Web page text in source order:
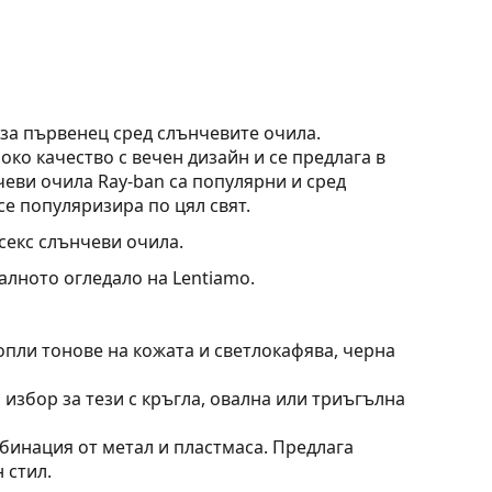
първенец сред слънчевите очила.
качество с вечен дизайн и се предлага в
очила Ray-ban са популярни и сред
популяризира по цял свят.
слънчеви очила.
огледало на Lentiamo.
тонове на кожата и светлокафява, черна
за тези с кръгла, овална или триъгълна
от метал и пластмаса. Предлага
стил.